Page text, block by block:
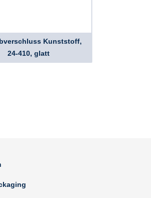
Kunststoff,
24-410, glatt